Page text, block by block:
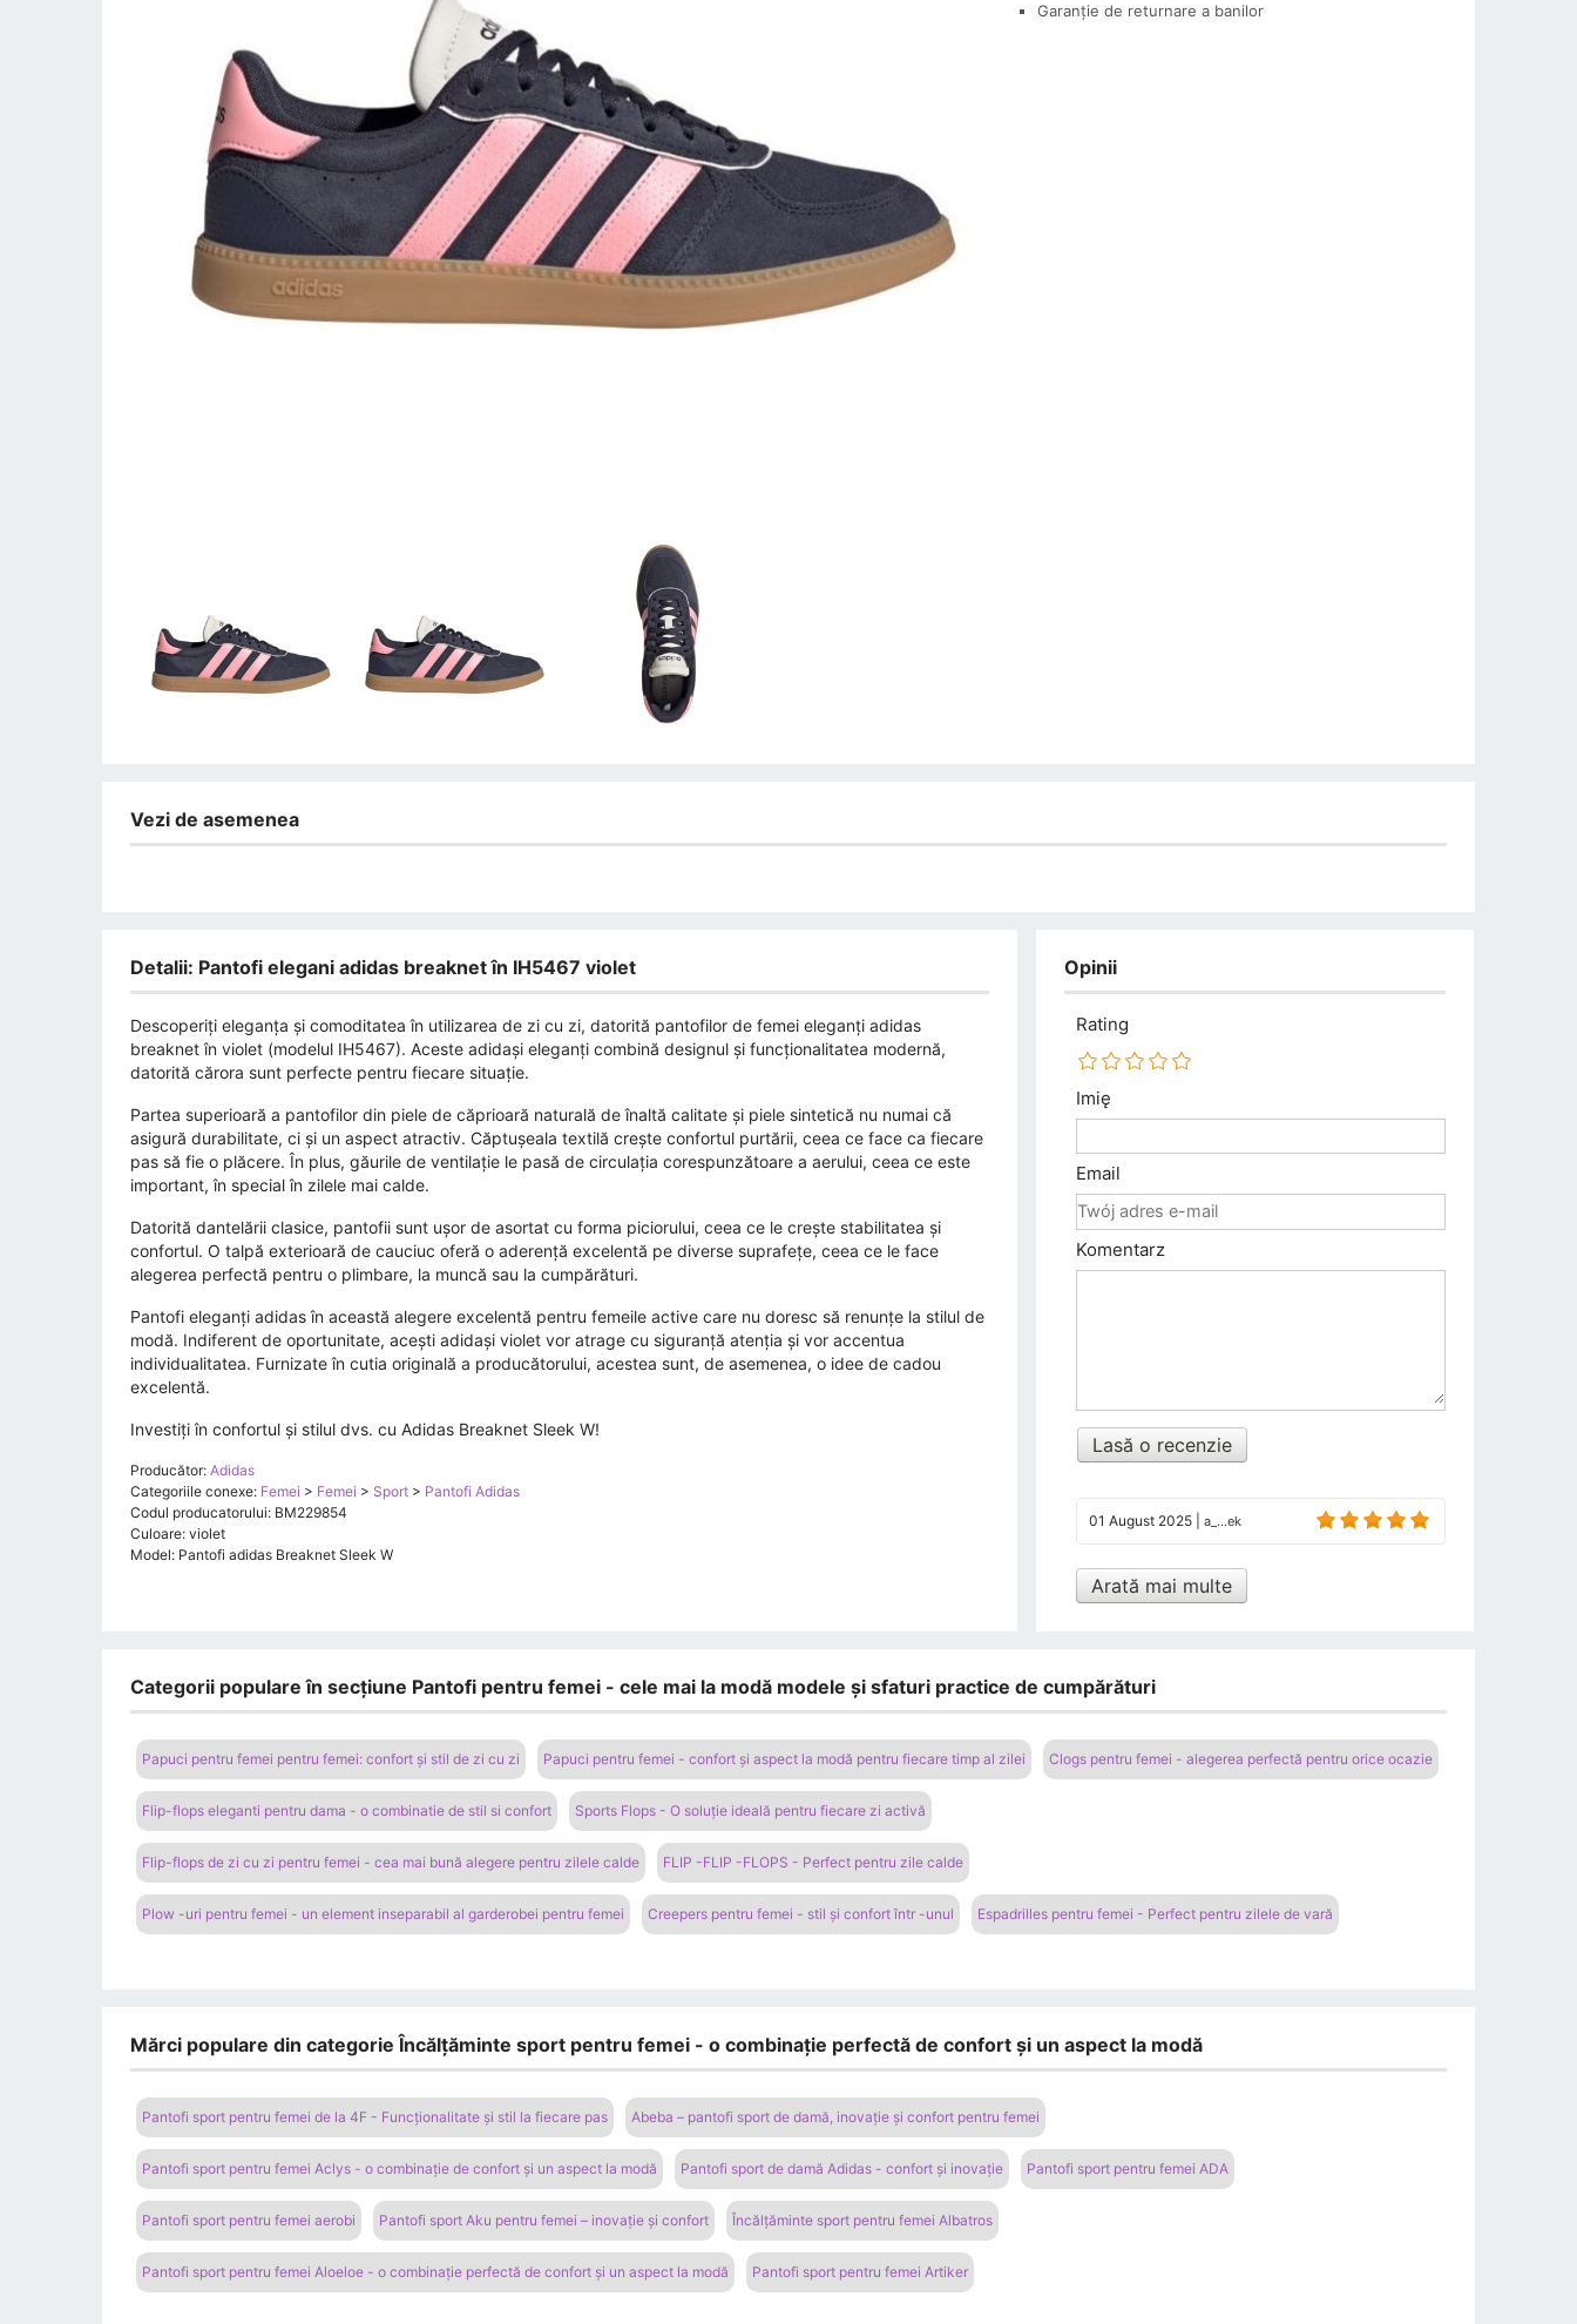
Garanție de returnare a banilor
Vezi de asemenea
Detalii: Pantofi elegani adidas breaknet în IH5467 violet
Descoperiți eleganța și comoditatea în utilizarea de zi cu zi, datorită pantofilor de femei eleganți adidas
breaknet în violet (modelul IH5467). Aceste adidași eleganți combină designul și funcționalitatea modernă,
datorită cărora sunt perfecte pentru fiecare situație.
Partea superioară a pantofilor din piele de căprioară naturală de înaltă calitate și piele sintetică nu numai că
asigură durabilitate, ci și un aspect atractiv. Căptușeala textilă crește confortul purtării, ceea ce face ca fiecare
pas să fie o plăcere. În plus, găurile de ventilație le pasă de circulația corespunzătoare a aerului, ceea ce este
important, în special în zilele mai calde.
Datorită dantelării clasice, pantofii sunt ușor de asortat cu forma piciorului, ceea ce le crește stabilitatea și
confortul. O talpă exterioară de cauciuc oferă o aderență excelentă pe diverse suprafețe, ceea ce le face
alegerea perfectă pentru o plimbare, la muncă sau la cumpărături.
Pantofi eleganți adidas în această alegere excelentă pentru femeile active care nu doresc să renunțe la stilul de
modă. Indiferent de oportunitate, acești adidași violet vor atrage cu siguranță atenția și vor accentua
individualitatea. Furnizate în cutia originală a producătorului, acestea sunt, de asemenea, o idee de cadou
excelentă.
Investiți în confortul și stilul dvs. cu Adidas Breaknet Sleek W!
Producător: Adidas
Categoriile conexe: Femei > Femei > Sport > Pantofi Adidas
Codul producatorului: BM229854
Culoare: violet
Model: Pantofi adidas Breaknet Sleek W
Opinii
Rating
Imię
Email
Komentarz
Lasă o recenzie
01 August 2025 a_...ek
Arată mai multe
Categorii populare în secțiune Pantofi pentru femei - cele mai la modă modele și sfaturi practice de cumpărături
Papuci pentru femei pentru femei: confort și stil de zi cu zi Papuci pentru femei - confort și aspect la modă pentru fiecare timp al zilei Clogs pentru femei - alegerea perfectă pentru orice ocazie
Flip-flops eleganti pentru dama - o combinatie de stil si confort Sports Flops - O soluție ideală pentru fiecare zi activă
Flip-flops de zi cu zi pentru femei - cea mai bună alegere pentru zilele calde FLIP -FLIP -FLOPS - Perfect pentru zile calde
Plow -uri pentru femei - un element inseparabil al garderobei pentru femei Creepers pentru femei - stil și confort într -unul Espadrilles pentru femei - Perfect pentru zilele de vară
Mărci populare din categorie Încălțăminte sport pentru femei - o combinație perfectă de confort și un aspect la modă
Pantofi sport pentru femei de la 4F - Funcționalitate și stil la fiecare pas Abeba – pantofi sport de damă, inovație și confort pentru femei
Pantofi sport pentru femei Aclys - o combinație de confort și un aspect la modă Pantofi sport de damă Adidas - confort și inovație Pantofi sport pentru femei ADA
Pantofi sport pentru femei aerobi Pantofi sport Aku pentru femei – inovație și confort Încălțăminte sport pentru femei Albatros
Pantofi sport pentru femei Aloeloe - o combinație perfectă de confort și un aspect la modă Pantofi sport pentru femei Artiker